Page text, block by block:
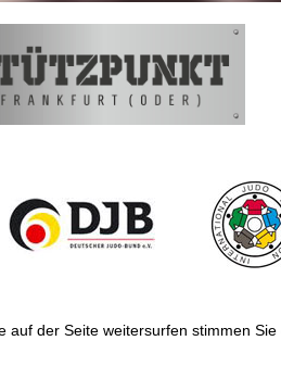
der Seite weitersurfen stimmen